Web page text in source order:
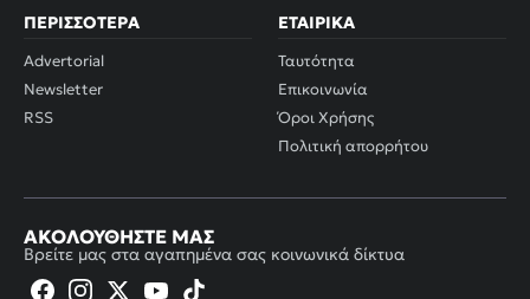
ΠΕΡΙΣΣΌΤΕΡΑ
Advertorial
Newsletter
RSS
ΕΤΑΙΡΙΚΆ
Ταυτότητα
Επικοινωνία
Όροι Χρήσης
Πολιτική απορρήτου
ΑΚΟΛΟΥΘΉΣΤΕ ΜΑΣ
Βρείτε μας στα αγαπημένα σας κοινωνικά δίκτυα